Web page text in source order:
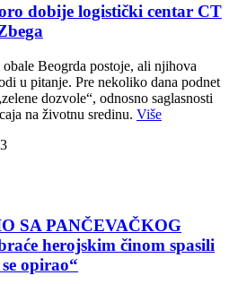
dobije logistički centar CT
Beogrda postoje, ali njihova
u pitanje. Pre nekoliko dana podnet
dozvole“, odnosno saglasnosti
na životnu sredinu. Više
SA PANČEVAČKOG
herojskim činom spasili
opirao“